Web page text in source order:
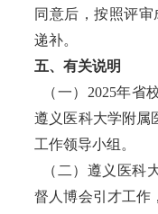
同意后，按照评
递补。
五、有关说明
（一）2025年
遵义医科大学附属
工作领导小组。
（二）遵义医科
督人博会引才工作